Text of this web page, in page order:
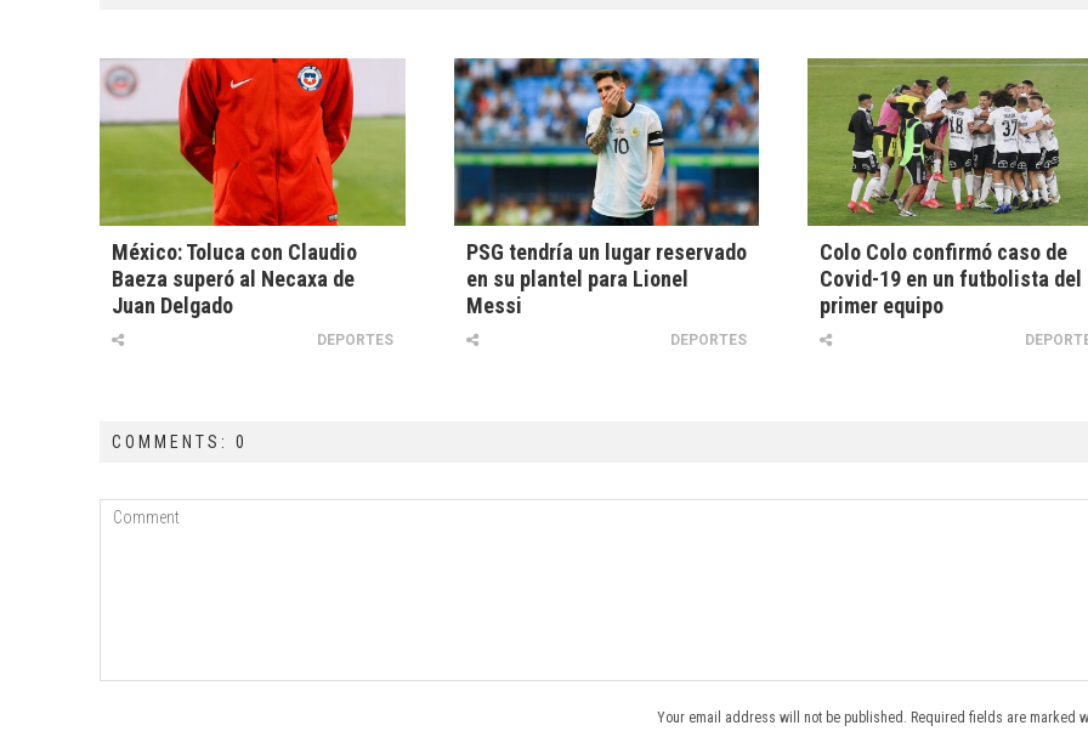
México: Toluca con Claudio
Baeza superó al Necaxa de
Juan Delgado
DEPORTES
PSG tendría un lugar reservado
en su plantel para Lionel
Messi
DEPORTES
Colo Colo confirmó caso de
Covid-19 en un futbolista del
primer equipo
COMMENTS: 0
Your email address will not be published. Required fields are marked